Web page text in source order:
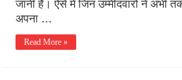
जानी है। ऐसे में जिन उम्मीदवारों ने अभी
अपना …
Read More »